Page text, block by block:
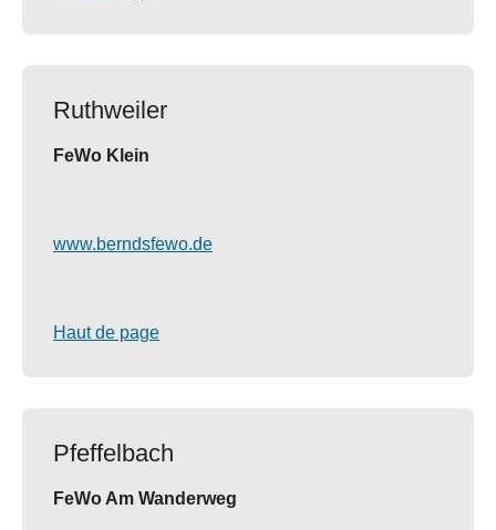
Ruthweiler
FeWo Klein
www.berndsfewo.de
Haut de page
Pfeffelbach
FeWo Am Wanderweg